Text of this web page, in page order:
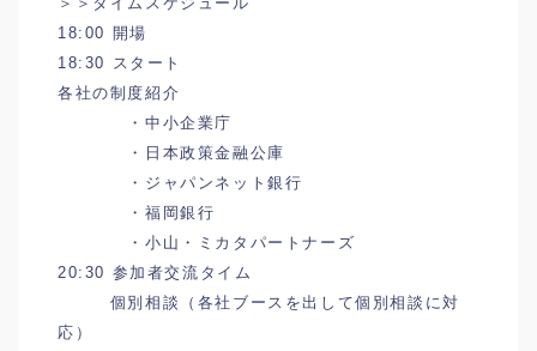
18:00 開場
18:30 スタート
各社の制度紹介
・中小企業庁
・日本政策金融公庫
・ジャパンネット銀行
・福岡銀行
・小山・ミカタパートナーズ
20:30 参加者交流タイム
個別相談（各社ブースを出して個別相談に対
応）